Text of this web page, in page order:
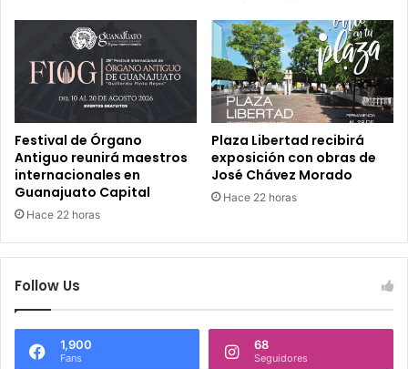
Festival de Órgano
Antiguo reunirá maestros
internacionales en
Guanajuato Capital
Hace 22 horas
Plaza Libertad recibirá
exposición con obras de
José Chávez Morado
Hace 22 horas
Follow Us
1,900
Fans
68
Seguidores